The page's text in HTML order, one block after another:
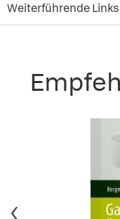
Weiterführende Links